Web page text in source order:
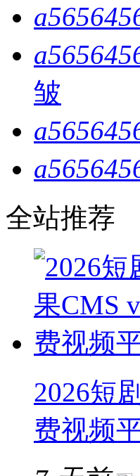
皱
全站推荐
2026短
费视频